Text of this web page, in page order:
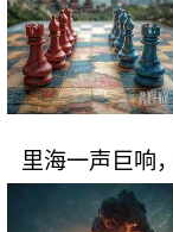
里海一声巨响